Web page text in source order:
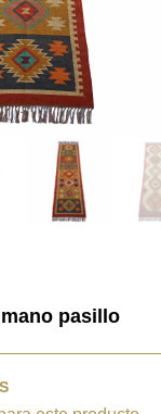
pasillo